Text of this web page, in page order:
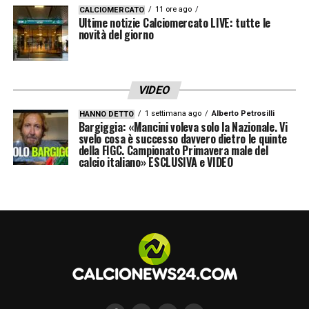
CALCIOMERCATO 11 ore ago
Ultime notizie Calciomercato LIVE: tutte le
novità del giorno
VIDEO
HANNO DETTO 1 settimana ago Alberto Petrosilli
Bargiggia: «Mancini voleva solo la Nazionale. Vi
svelo cosa è successo davvero dietro le quinte
della FIGC. Campionato Primavera male del
calcio italiano» ESCLUSIVA e VIDEO